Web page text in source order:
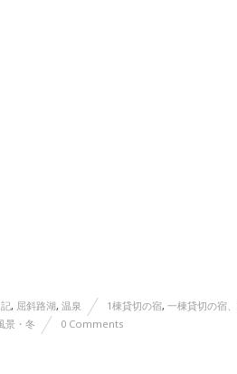
, 屈斜路湖, 温泉 1棟貸切の宿, 一棟貸切の宿
景・冬 0 Comments